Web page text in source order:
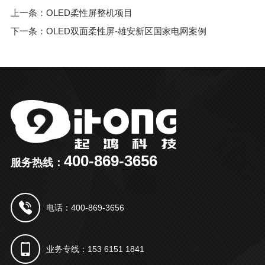
上一条：OLED柔性屏整机项目
下一条：OLED双面柔性屏-雄安新区国家电网案例
服务热线： 400-869-3656
电话：400-869-3656
业务专线：153 6151 1841